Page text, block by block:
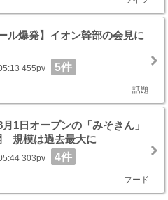
ル爆発】イオン幹部の会見に
455pv 5件
話題
1日オープンの「みそきん」
規模は過去最大に
303pv 4件
フード